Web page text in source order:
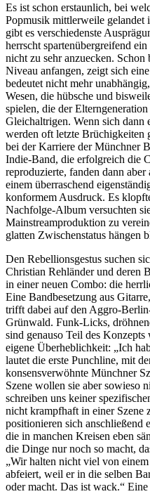
Es ist schon erstaunlich, bei
Popmusik mittlerweile gelandet
gibt es verschiedenste
herrscht spartenübergreifend
nicht zu sehr anzuecken.
Niveau anfangen, zeigt sich
bedeutet nicht mehr
Wesen, die hübsche und
spielen, die der
Gleichaltrigen. Wenn sich dann
werden oft letzte Brüchigkeiten
bei der Karriere der Münchner
Indie-Band, die erfolgreich die
reproduzierte, fanden dann
einem überraschend
konformem Ausdruck. Es
Nachfolge-Album versuchten
Mainstreamproduktion zu
glatten Zwischenstatus hängen
Den Rebellionsgestus suchen
Christian Rehländer und deren
in einer neuen Combo: die
Eine Bandbesetzung aus
trifft dabei auf den Aggro-
Grünwald. Funk-Licks,
sind genauso Teil des
eigene Überheblichkeit: „Ich
lautet die erste Punchline, mit
konsensverwöhnte Münchner
Szene wollen sie aber sowieso
schreiben uns keiner
nicht krampfhaft in einer Szene
positionieren sich anschließend
die in manchen Kreisen eben
die Dinge nur noch so macht,
„Wir halten nicht viel von
abfeiert, weil er in die selben
oder macht. Das ist wack.“